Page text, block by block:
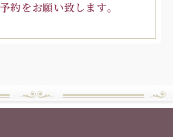
約をお願い致します。